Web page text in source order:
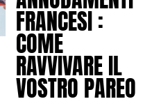
FRANCESI :
COME
RAVVIVARE IL
VOSTRO PAREO